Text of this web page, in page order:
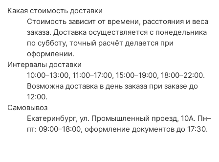
Какая стоимость доставки
Стоимость зависит от времени, расстояния и веса
заказа. Доставка осуществляется с понедельника
по субботу, точный расчёт делается при
оформлении.
Интервалы доставки
10:00–13:00, 11:00–17:00, 15:00–19:00, 18:00–22:00.
Возможна доставка в день заказа при заказе до
12:00.
Самовывоз
Екатеринбург, ул. Промышленный проезд, 10А. Пн–
пт: 09:00–18:00, оформление документов до 17:30.